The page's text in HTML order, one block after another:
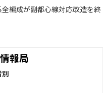
編成が副都心線対応改造を終
報局